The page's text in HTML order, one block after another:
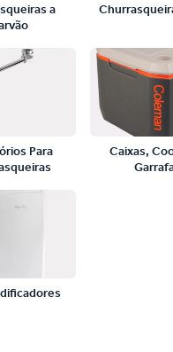
a
Para
Caixas,